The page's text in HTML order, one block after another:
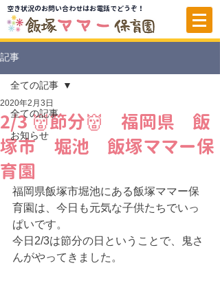
空き状況のお問い合わせはお電話でどうぞ！
記事
全ての記事
お知らせ
全ての記事
2/3 👹節分👹 福岡県 飯
塚市 堀池 飯塚ママー保
育園
2020年2月3日
福岡県飯塚市堀池にある飯塚ママー保
育園は、今日も元気な子供たちでいっ
ぱいです。
今日2/3は節分の日ということで、鬼さ
んがやってきました。